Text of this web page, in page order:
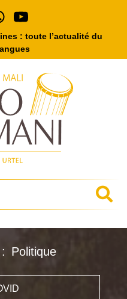
: toute l’actualité du
Politique